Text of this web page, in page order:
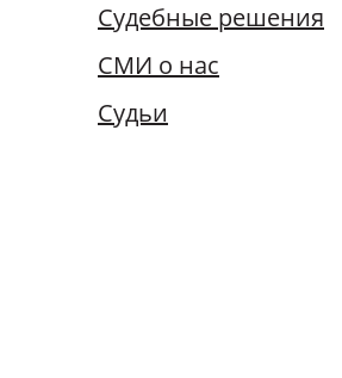
Судебные решения
СМИ о нас
Судьи